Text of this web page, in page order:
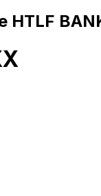
HTLF